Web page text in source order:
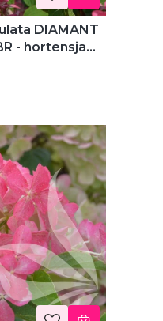
DIAMANT
- hortensja